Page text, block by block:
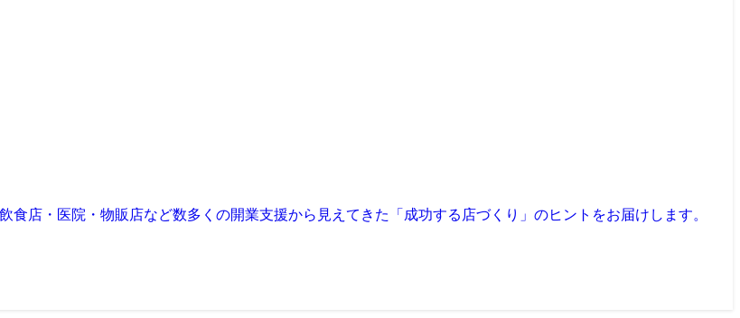
食店・医院・物販店など数多くの開業支援から見えてきた「成功する店づくり」のヒントをお届けします。